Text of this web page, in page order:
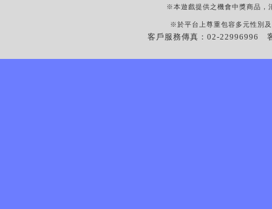
※本遊戲提供之機會中獎商品，
※於平台上尊重包容多元性別
客戶服務傳真：02-22996996